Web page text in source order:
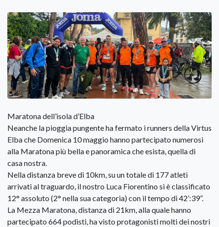
Maratona dell’isola d’Elba
Neanche la pioggia pungente ha fermato i runners della Virtus
Elba che Domenica 10 maggio hanno partecipato numerosi
alla Maratona più bella e panoramica che esista, quella di
casa nostra.
Nella distanza breve di 10km, su un totale di 177 atleti
arrivati al traguardo, il nostro Luca Fiorentino si è classificato
12° assoluto (2° nella sua categoria) con il tempo di 42’:39”.
La Mezza Maratona, distanza di 21km, alla quale hanno
partecipato 664 podisti, ha visto protagonisti molti dei nostri